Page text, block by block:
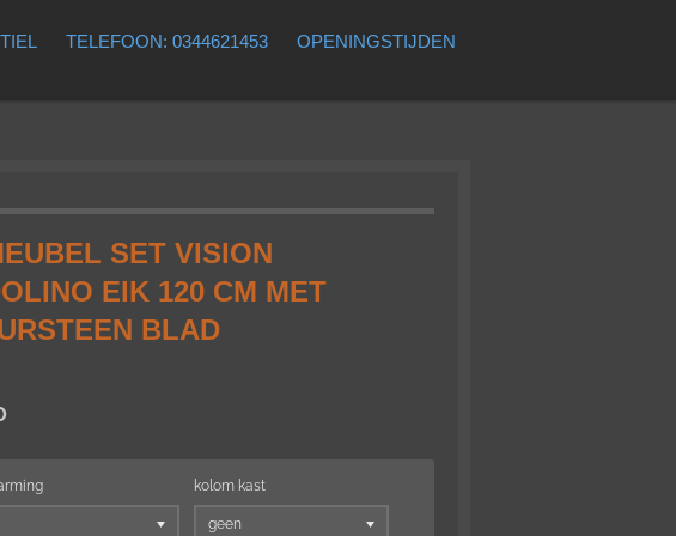
TELEFOON: 0344621453 OPENINGSTIJDEN
SET VISION
EIK 120 CM MET
BLAD
kolom kast